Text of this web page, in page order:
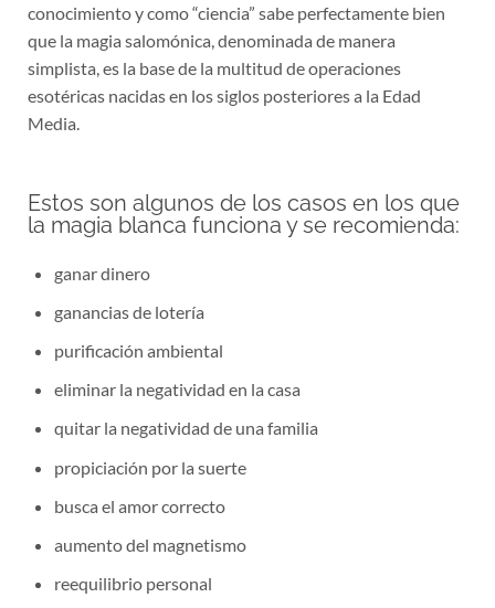
conocimiento y como “ciencia” sabe perfectamente bien
que la magia salomónica, denominada de manera
simplista, es la base de la multitud de operaciones
esotéricas nacidas en los siglos posteriores a la Edad
Media.
Estos son algunos de los casos en los que
la magia blanca funciona y se recomienda:
ganar dinero
ganancias de lotería
purificación ambiental
eliminar la negatividad en la casa
quitar la negatividad de una familia
propiciación por la suerte
busca el amor correcto
aumento del magnetismo
reequilibrio personal